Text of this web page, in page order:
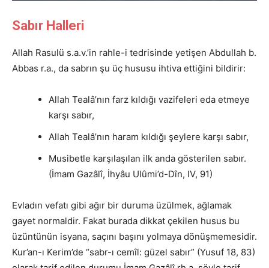
Sabır Halleri
Allah Rasulü s.a.v.’in rahle-i tedrisinde yetişen Abdullah b.
Abbas r.a., da sabrın şu üç hususu ihtiva ettiğini bildirir:
Allah Tealâ’nın farz kıldığı vazifeleri eda etmeye
karşı sabır,
Allah Tealâ’nın haram kıldığı şeylere karşı sabır,
Musibetle karşılaşılan ilk anda gösterilen sabır.
(İmam Gazâlî, İhyâu Ulûmi’d-Dîn, IV, 91)
Evladın vefatı gibi ağır bir duruma üzülmek, ağlamak
gayet normaldir. Fakat burada dikkat çekilen husus bu
üzüntünün isyana, saçını başını yolmaya dönüşmemesidir.
Kur’an-ı Kerim’de “sabr-ı cemîl: güzel sabır” (Yusuf 18, 83)